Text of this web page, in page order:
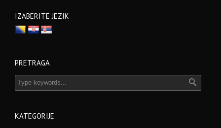
IZABERITE JEZIK
PRETRAGA
KATEGORIJE